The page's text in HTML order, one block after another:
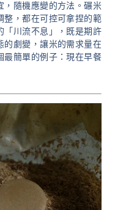
，隨機應變的方法。碾米
整，都在可控可拿捏的範
「川流不息」，既是期許
的劇變，讓米的需求量在
最簡單的例子：現在早餐